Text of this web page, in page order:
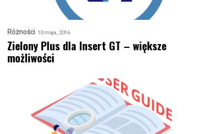
Różności 10 maja, 2016
Zielony Plus dla Insert GT – większe
możliwości